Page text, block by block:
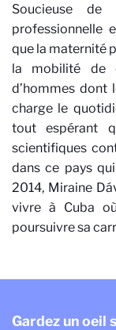
Soucieuse
professionnelle
que la maternité
la mobilité de
d’hommes dont
charge le
tout espérant
scientifiques
dans ce pays
2014, Miraine
vivre à Cuba
poursuivre sa
Gardez un oeil